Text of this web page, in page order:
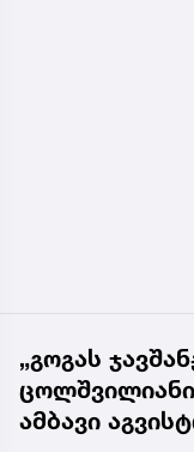
„გოგას
ცოლშვილიანი
ამბავი